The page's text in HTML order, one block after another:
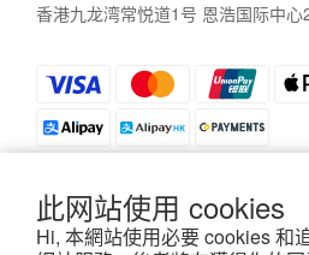
此网站使用 cookies
Hi, 本網站使用必要 cookies 和
香港九龙湾常悦道1号 恩浩国际中心
私隱政策|條款及細則|